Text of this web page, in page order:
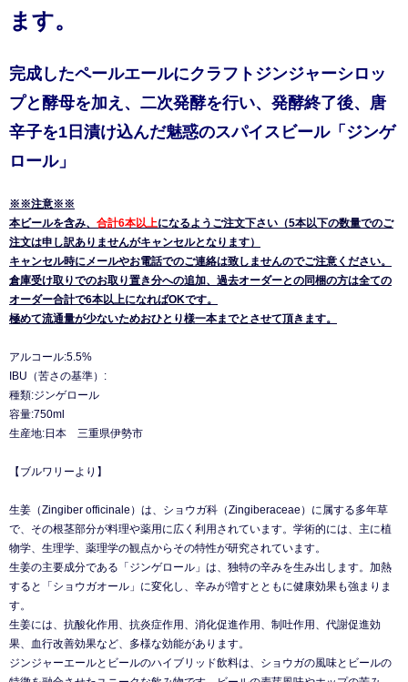
ます。
完成したペールエールにクラフトジンジャーシロッ
プと酵母を加え、二次発酵を行い、発酵終了後、唐
辛子を1日漬け込んだ魅惑のスパイスビール「ジンゲ
ロール」
※※注意※※
本ビールを含み、 合計6本以上になるようご注文下さい（5本以下の数量でのご
注文は申し訳ありませんがキャンセルとなります）
キャンセル時にメールやお電話でのご連絡は致しませんのでご注意ください。
倉庫受け取りでのお取り置き分への追加、過去オーダーとの同梱の方は全ての
オーダー合計で6本以上になればOKです。
極めて流通量が少ないためおひとり様一本までとさせて頂きます。
アルコール:5.5%
IBU（苦さの基準）:
種類:ジンゲロール
容量:750ml
生産地:日本 三重県伊勢市
【ブルワリーより】
生姜（Zingiber officinale）は、ショウガ科（Zingiberaceae）に属する多年草
で、その根茎部分が料理や薬用に広く利用されています。学術的には、主に植
物学、生理学、薬理学の観点からその特性が研究されています。
生姜の主要成分である「ジンゲロール」は、独特の辛みを生み出します。加熱
すると「ショウガオール」に変化し、辛みが増すとともに健康効果も強まりま
す。
生姜には、抗酸化作用、抗炎症作用、消化促進作用、制吐作用、代謝促進効
果、血行改善効果など、多様な効能があります。
ジンジャーエールとビールのハイブリッド飲料は、ショウガの風味とビールの